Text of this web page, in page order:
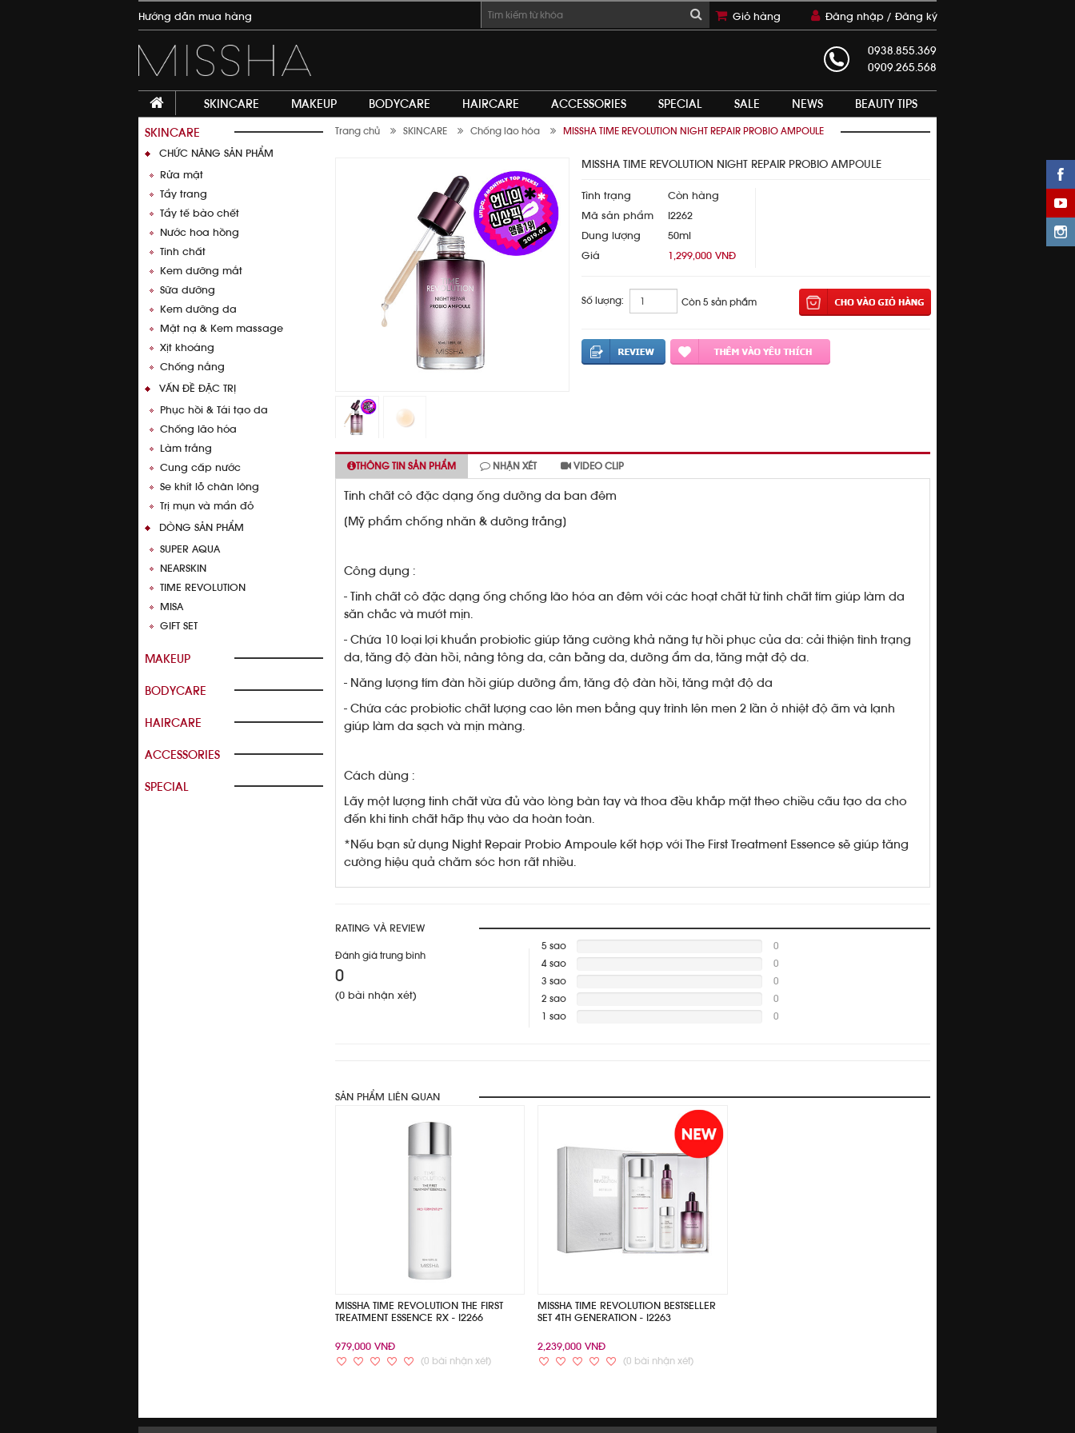
Hướng dẫn mua hàng Giỏ hàng Đăng nhập / Đăng ký
0938.855.369
0909.265.568
SKINCARE MAKEUP BODYCARE HAIRCARE ACCESSORIES SPECIAL SALE NEWS
BEAUTY TIPS
SKINCARE
CHỨC NĂNG SẢN PHẨM
Rửa mặt
Tẩy trang
Tẩy tế bào chết
Nước hoa hồng
Tinh chất
Kem dưỡng mắt
Sữa dưỡng
Kem dưỡng da
Mặt nạ & Kem massage
Xịt khoáng
Chống nắng
VẤN ĐỀ ĐẶC TRỊ
Phục hồi & Tái tạo da
Chống lão hóa
Làm trắng
Cung cấp nước
Se khít lỗ chân lông
Trị mụn và mẩn đỏ
DÒNG SẢN PHẨM
SUPER AQUA
NEARSKIN
TIME REVOLUTION
MISA
GIFT SET
MAKEUP
BODYCARE
HAIRCARE
ACCESSORIES
SPECIAL
Trang chủ SKINCARE Chống lão hóa MISSHA TIME REVOLUTION NIGHT REPAIR PROBIO AMPOULE
MISSHA TIME REVOLUTION NIGHT REPAIR PROBIO AMPOULE
Tình trạng
Còn hàng
Mã sản phẩm
I2262
Dung lượng
50ml
Giá
1,299,000 VNĐ
Số lượng: Còn 5 sản phẩm
THÔNG TIN SẢN PHẨM NHẬN XÉT VIDEO CLIP
Tinh chất cô đặc dạng ống dưỡng da ban đêm
[Mỹ phẩm chống nhăn & dưỡng trắng]
Công dụng :
- Tinh chất cô đặc dạng ống chống lão hóa an đêm với các hoạt chất từ tinh chất tím giúp làm da
săn chắc và mướt mịn.
- Chứa 10 loại lợi khuẩn probiotic giúp tăng cường khả năng tự hồi phục của da: cải thiện tình trạng
da, tăng độ đàn hồi, nâng tông da, cân bằng da, dưỡng ẩm da, tăng mật độ da.
- Năng lượng tím đàn hồi giúp dưỡng ẩm, tăng độ đàn hồi, tăng mật độ da
- Chứa các probiotic chất lượng cao lên men bẳng quy trình lên men 2 lần ở nhiệt độ ấm và lạnh
giúp làm da sạch và mịn màng.
Cách dùng :
Lấy một lượng tinh chất vừa đủ vào lòng bàn tay và thoa đều khắp mặt theo chiều cấu tạo da cho
đến khi tinh chất hấp thụ vào da hoàn toàn.
*Nếu bạn sử dụng Night Repair Probio Ampoule kết hợp với The First Treatment Essence sẽ giúp tăng
cường hiệu quả chăm sóc hơn rất nhiều.
RATING VÀ REVIEW
Đánh giá trung bình
0
(0 bài nhận xét)
5 sao
Division
by
zero
0
4 sao
Division
by
0
3 sao
Division
0
2 sao
/var/www/missha/clients/data/cache/compiled/ratingProduc_40e8705758e7a199ddaebb618abaf3b9.php
Complete
0
1 sao
in
/var/www/missha/clients/data/cache/compiled/ratingProduc_40e8705758e7a199ddaebb618abaf3b9.php
line
NAN%
Complete
0
SẢN PHẨM LIÊN QUAN
MISSHA TIME REVOLUTION THE FIRST
TREATMENT ESSENCE RX - I2266
979,000 VNĐ
(0 bài nhận xét)
MISSHA TIME REVOLUTION BESTSELLER
SET 4TH GENERATION - I2263
2,239,000 VNĐ
(0 bài nhận xét)